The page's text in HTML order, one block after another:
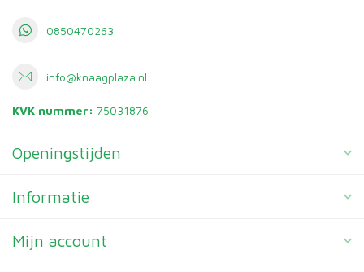
0850470263
info@knaagplaza.nl
KVK nummer: 75031876
Openingstijden
Informatie
Mijn account